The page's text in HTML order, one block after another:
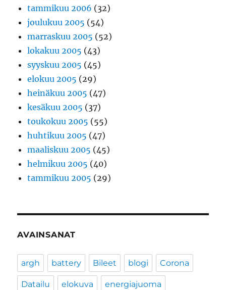
tammikuu 2006 (32)
joulukuu 2005 (54)
marraskuu 2005 (52)
lokakuu 2005 (43)
syyskuu 2005 (45)
elokuu 2005 (29)
heinäkuu 2005 (47)
kesäkuu 2005 (37)
toukokuu 2005 (55)
huhtikuu 2005 (47)
maaliskuu 2005 (45)
helmikuu 2005 (40)
tammikuu 2005 (29)
AVAINSANAT
argh battery Bileet blogi Corona
Datailu elokuva energiajuoma